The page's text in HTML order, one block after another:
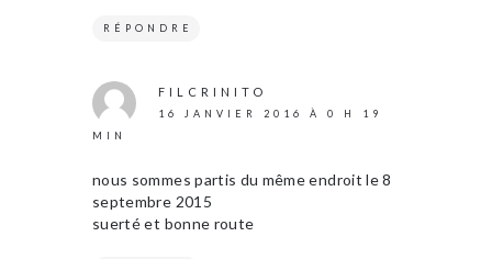
RÉPONDRE
FILCRINITO
16 JANVIER 2016 À 0 H 19
MIN
nous sommes partis du même endroit le 8
septembre 2015
suerté et bonne route